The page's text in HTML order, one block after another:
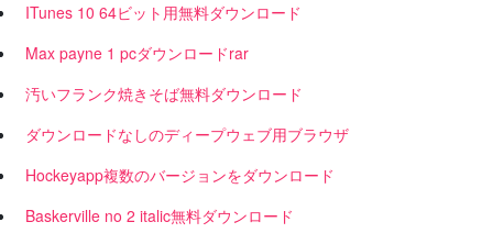
ITunes 10 64ビット用無料ダウンロード
Max payne 1 pcダウンロードrar
汚いフランク焼きそば無料ダウンロード
ダウンロードなしのディープウェブ用ブラウザ
Hockeyapp複数のバージョンをダウンロード
Baskerville no 2 italic無料ダウンロード